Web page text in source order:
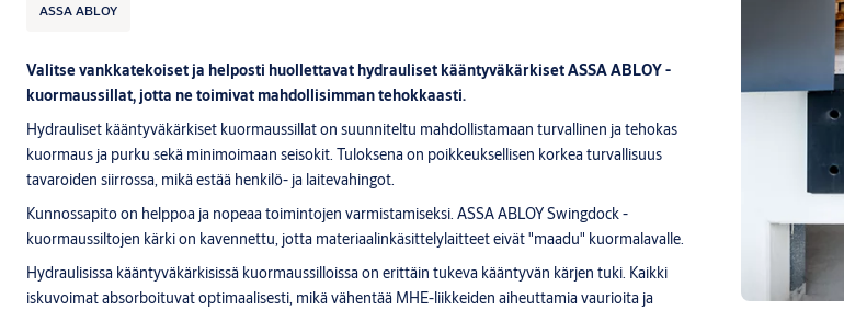
ASSA ABLOY
Valitse vankkatekoiset ja helposti huollettavat hydrauliset kääntyväkärkiset ASSA ABLOY -
kuormaussillat, jotta ne toimivat mahdollisimman tehokkaasti.
Hydrauliset kääntyväkärkiset kuormaussillat on suunniteltu mahdollistamaan turvallinen ja tehokas
kuormaus ja purku sekä minimoimaan seisokit. Tuloksena on poikkeuksellisen korkea turvallisuus
tavaroiden siirrossa, mikä estää henkilö- ja laitevahingot.
Kunnossapito on helppoa ja nopeaa toimintojen varmistamiseksi. ASSA ABLOY Swingdock -
kuormaussiltojen kärki on kavennettu, jotta materiaalinkäsittelylaitteet eivät "maadu" kuormalavalle.
Hydraulisissa kääntyväkärkisissä kuormaussilloissa on erittäin tukeva kääntyvän kärjen tuki. Kaikki
iskuvoimat absorboituvat optimaalisesti, mikä vähentää MHE-liikkeiden aiheuttamia vaurioita ja